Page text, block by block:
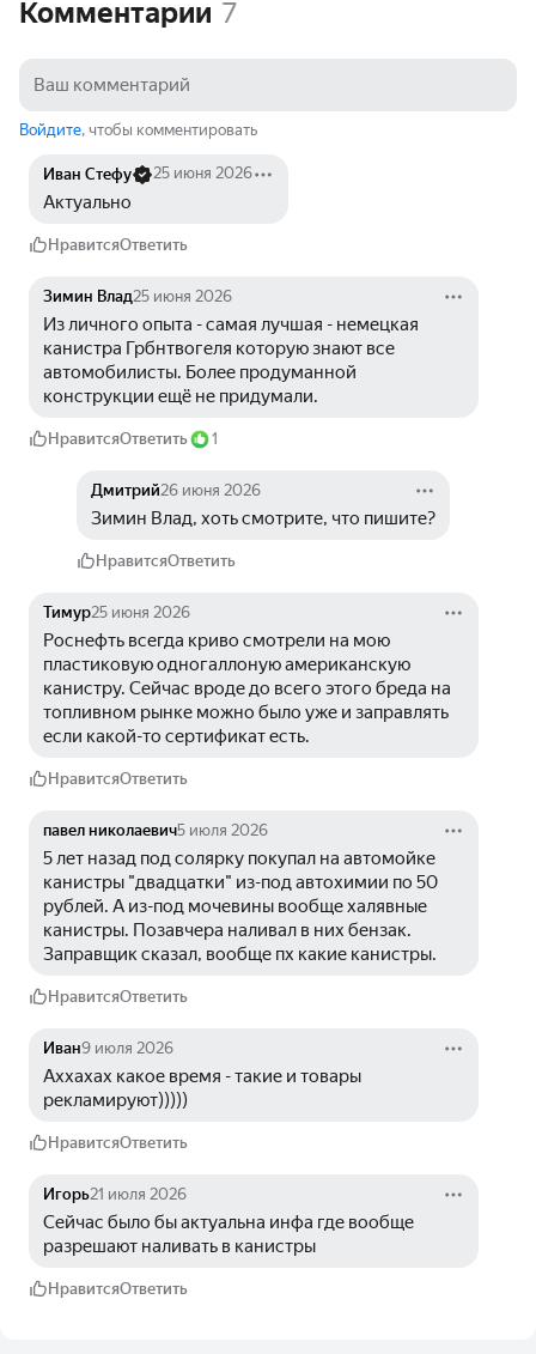
Комментарии 7
Войдите, чтобы комментировать
Иван Стефу 25 июня 2026
Актуально
НравитсяОтветить
Зимин Влад25 июня 2026
Из личного опыта - самая лучшая - немецкая
канистра Грбнтвогеля которую знают все
автомобилисты. Более продуманной
конструкции ещё не придумали.
НравитсяОтветить 1
Дмитрий26 июня 2026
Зимин Влад, хоть смотрите, что пишите?
НравитсяОтветить
Тимур25 июня 2026
Роснефть всегда криво смотрели на мою
пластиковую одногаллоную американскую
канистру. Сейчас вроде до всего этого бреда на
топливном рынке можно было уже и заправлять
если какой-то сертификат есть.
НравитсяОтветить
павел николаевич5 июля 2026
5 лет назад под солярку покупал на автомойке
канистры "двадцатки" из-под автохимии по 50
рублей. А из-под мочевины вообще халявные
канистры. Позавчера наливал в них бензак.
Заправщик сказал, вообще пх какие канистры.
НравитсяОтветить
Иван9 июля 2026
Аххахах какое время - такие и товары
рекламируют)))))
НравитсяОтветить
Игорь21 июля 2026
Сейчас было бы актуальна инфа где вообще
разрешают наливать в канистры
НравитсяОтветить